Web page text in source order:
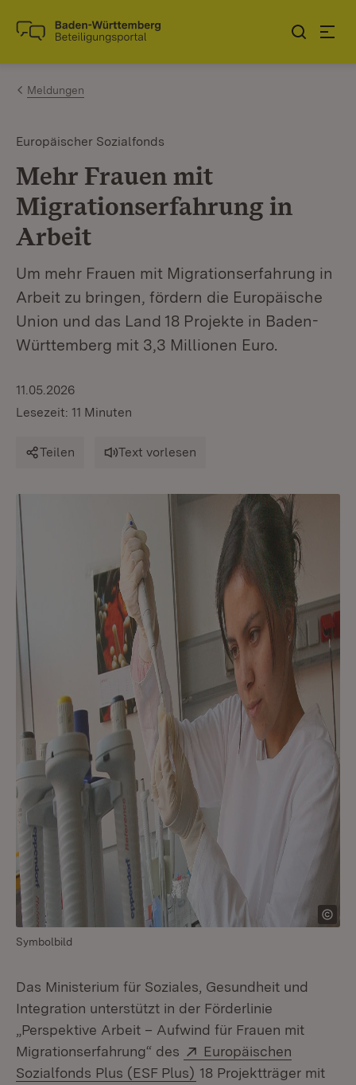
Zum Inhalt springen
Link zur Startseite
Meldungen
Europäischer Sozialfonds
Mehr Frauen mit
Migrationserfahrung in
Arbeit
Um mehr Frauen mit Migrationserfahrung in
Arbeit zu bringen, fördern die Europäische
Union und das Land 18 Projekte in Baden-
Württemberg mit 3,3 Millionen Euro.
11.05.2026
Lesezeit: 11 Minuten
Teilen Text vorlesen
Symbolbild
Das Ministerium für Soziales, Gesundheit und
Integration unterstützt in der Förderlinie
„Perspektive Arbeit – Aufwind für Frauen mit
Migrationserfahrung“ des
Extern:
Europäischen
Sozialfonds Plus (ESF Plus) (Öffnet in neuem
18 Projektträger mit